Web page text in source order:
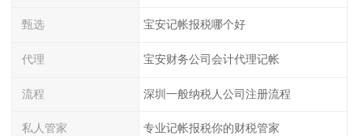
甄选 宝安记帐报税哪个好
代理 宝安财务公司会计代理记帐
流程 深圳一般纳税人公司注册流程
私人管家 专业记帐报税你的财税管家